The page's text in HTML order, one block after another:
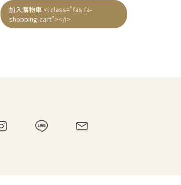
滿
分
5
加入購物車 <i class="fas fa-
shopping-cart"></i>